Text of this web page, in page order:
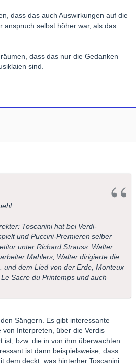
dass das auch Auswirkungen auf die
anspruch selbst höher war, als das
dass das nur die Gedanken
sind.
Toscanini hat bei Verdi-
und Puccini-Premieren selber
unter Richard Strauss. Walter
Mahlers, Walter dirigierte die
und dem Lied von der Erde, Monteux
Sacre du Printemps und auch
Sängern. Es gibt interessante
von Interpreten, über die Verdis
ist, bzw. die in von ihm überwachten
ist dann beispielsweise, dass
dem deckt, was hinterher Toscanini